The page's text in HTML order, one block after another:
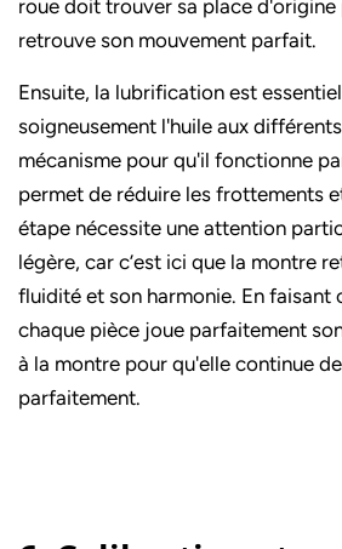
roue doit trouver sa place
retrouve son mouvement parfait.
Ensuite, la lubrification est
soigneusement l'huile aux
mécanisme pour qu'il fonctionne
permet de réduire les frottements
étape nécessite une attention
légère, car c’est ici que la montre
fluidité et son harmonie. En faisant
chaque pièce joue parfaitement
à la montre pour qu'elle continue
parfaitement.